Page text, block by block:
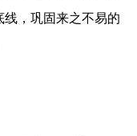
，巩固来之不易的